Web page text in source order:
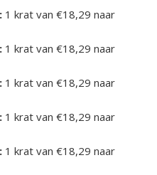
1 krat van €18,29 naar
1 krat van €18,29 naar
1 krat van €18,29 naar
1 krat van €18,29 naar
1 krat van €18,29 naar